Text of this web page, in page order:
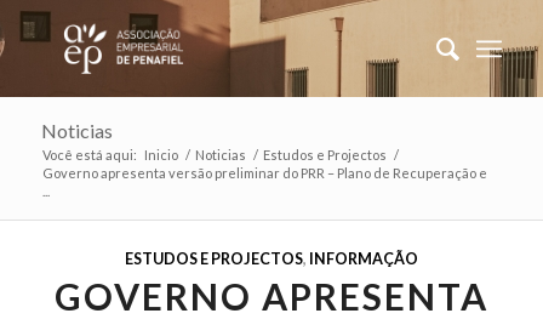
Noticias
Você está aqui: Inicio / Noticias / Estudos e Projectos /
Governo apresenta versão preliminar do PRR – Plano de Recuperação e
ESTUDOS E PROJECTOS, INFORMAÇÃO
GOVERNO APRESENTA